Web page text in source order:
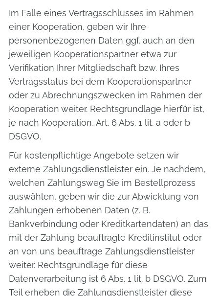
Im Falle eines Vertragsschlusses im Rahmen
einer Kooperation, geben wir Ihre
personenbezogenen Daten ggf. auch an den
jeweiligen Kooperationspartner etwa zur
Verifikation Ihrer Mitgliedschaft bzw. Ihres
Vertragsstatus bei dem Kooperationspartner
oder zu Abrechnungszwecken im Rahmen der
Kooperation weiter. Rechtsgrundlage hierfür ist,
je nach Kooperation, Art. 6 Abs. 1 lit. a oder b
DSGVO.
Für kostenpflichtige Angebote setzen wir
externe Zahlungsdienstleister ein. Je nachdem,
welchen Zahlungsweg Sie im Bestellprozess
auswählen, geben wir die zur Abwicklung von
Zahlungen erhobenen Daten (z. B.
Bankverbindung oder Kreditkartendaten) an das
mit der Zahlung beauftragte Kreditinstitut oder
an von uns beauftrage Zahlungsdienstleister
weiter. Rechtsgrundlage für diese
Datenverarbeitung ist 6 Abs. 1 lit. b DSGVO. Zum
Teil erheben die Zahlungsdienstleister diese